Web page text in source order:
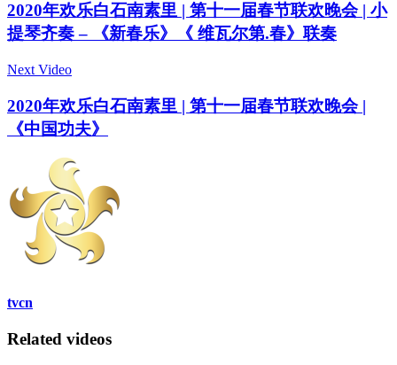
2020年欢乐白石南素里 | 第十一届春节联欢晚会 | 小
提琴齐奏 – 《新春乐》《 维瓦尔第.春》联奏
Next Video
2020年欢乐白石南素里 | 第十一届春节联欢晚会 |
《中国功夫》
tvcn
Related videos